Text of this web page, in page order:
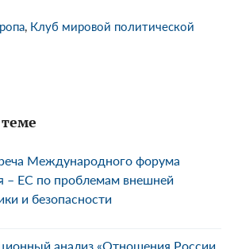
, Клуб мировой политической
Международного форума
– ЕС по проблемам внешней
и безопасности
анализ «Отношения России